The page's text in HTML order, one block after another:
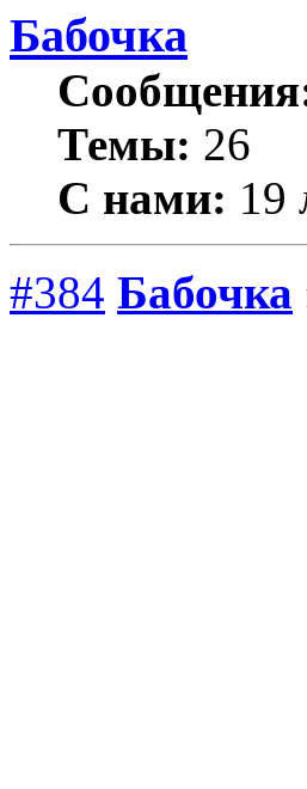
Бабочка
Темы: 26
С нами: 19
#384 Бабочка